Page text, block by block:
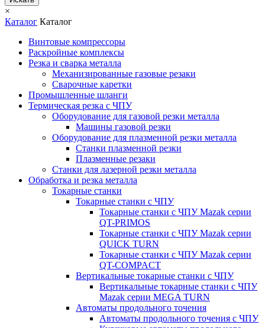
×
Каталог Каталог
Винтовые компрессоры
Раскройные комплексы
Резка и сварка металла
Механизированные газовые резаки
Сварочные каретки
Промышленные шланги
Термическая резка с ЧПУ
Оборудование для газовой резки металла
Машины газовой резки
Оборудование для плазменной резки металла
Станки плазменной резки
Плазменные резаки
Станки для лазерной резки металла
Обработка и резка металла
Токарные станки
Токарные станки с ЧПУ
Токарные станки с ЧПУ Mazak серии
QT-PRIMOS
Токарные станки с ЧПУ Mazak серии
QUICK TURN
Токарные станки с ЧПУ Mazak серии
QT-COMPACT
Вертикальные токарные станки с ЧПУ
Вертикальные токарные станки с ЧПУ
Mazak серии MEGA TURN
Автоматы продольного точения
Автоматы продольного точения с ЧПУ